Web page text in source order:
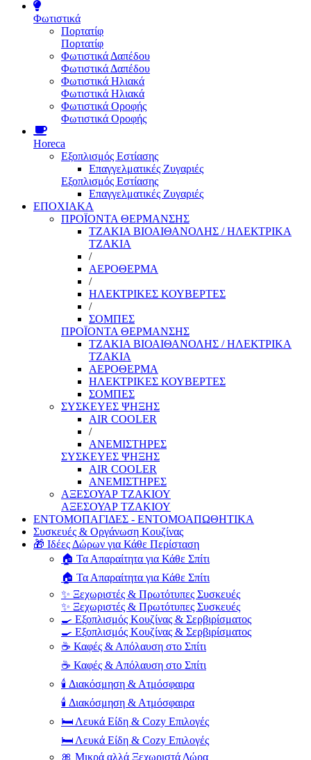
Φωτιστικά
Πορτατίφ
Πορτατίφ
Φωτιστικά Δαπέδου
Φωτιστικά Δαπέδου
Φωτιστικά Ηλιακά
Φωτιστικά Ηλιακά
Φωτιστικά Οροφής
Φωτιστικά Οροφής
Horeca
Εξοπλισμός Εστίασης
Επαγγελματικές Ζυγαριές
Εξοπλισμός Εστίασης
Επαγγελματικές Ζυγαριές
ΕΠΟΧΙΑΚΑ
ΠΡΟΪΟΝΤΑ ΘΕΡΜΑΝΣΗΣ
ΤΖΑΚΙΑ ΒΙΟΑΙΘΑΝΟΛΗΣ / ΗΛΕΚΤΡΙΚΑ
ΤΖΑΚΙΑ
/
ΑΕΡΟΘΕΡΜΑ
/
ΗΛΕΚΤΡΙΚΕΣ ΚΟΥΒΕΡΤΕΣ
/
ΣΟΜΠΕΣ
ΠΡΟΪΟΝΤΑ ΘΕΡΜΑΝΣΗΣ
ΤΖΑΚΙΑ ΒΙΟΑΙΘΑΝΟΛΗΣ / ΗΛΕΚΤΡΙΚΑ
ΤΖΑΚΙΑ
ΑΕΡΟΘΕΡΜΑ
ΗΛΕΚΤΡΙΚΕΣ ΚΟΥΒΕΡΤΕΣ
ΣΟΜΠΕΣ
ΣΥΣΚΕΥΕΣ ΨΗΞΗΣ
AIR COOLER
/
ΑΝΕΜΙΣΤΗΡΕΣ
ΣΥΣΚΕΥΕΣ ΨΗΞΗΣ
AIR COOLER
ΑΝΕΜΙΣΤΗΡΕΣ
ΑΞΕΣΟΥΑΡ ΤΖΑΚΙΟΥ
ΑΞΕΣΟΥΑΡ ΤΖΑΚΙΟΥ
ΕΝΤΟΜΟΠΑΓΙΔΕΣ - ΕΝΤΟΜΟΑΠΩΘΗΤΙΚΑ
Συσκευές & Οργάνωση Κουζίνας
🎁 Ιδέες Δώρων για Κάθε Περίσταση
🏠 Τα Απαραίτητα για Κάθε Σπίτι
🏠 Τα Απαραίτητα για Κάθε Σπίτι
✨ Ξεχωριστές & Πρωτότυπες Συσκευές
✨ Ξεχωριστές & Πρωτότυπες Συσκευές
🍳 Εξοπλισμός Κουζίνας & Σερβιρίσματος
🍳 Εξοπλισμός Κουζίνας & Σερβιρίσματος
☕ Καφές & Απόλαυση στο Σπίτι
☕ Καφές & Απόλαυση στο Σπίτι
🕯️ Διακόσμηση & Ατμόσφαιρα
🕯️ Διακόσμηση & Ατμόσφαιρα
🛏️ Λευκά Είδη & Cozy Επιλογές
🛏️ Λευκά Είδη & Cozy Επιλογές
🎀 Μικρά αλλά Ξεχωριστά Δώρα